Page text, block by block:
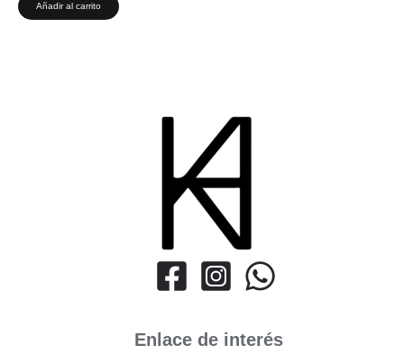
Añadir al carrito
Enlace de interés